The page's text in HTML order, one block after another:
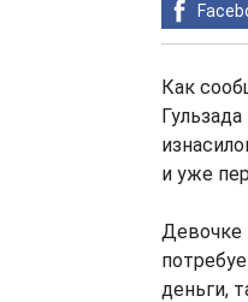
Как
и уже
Девочке
деньги,